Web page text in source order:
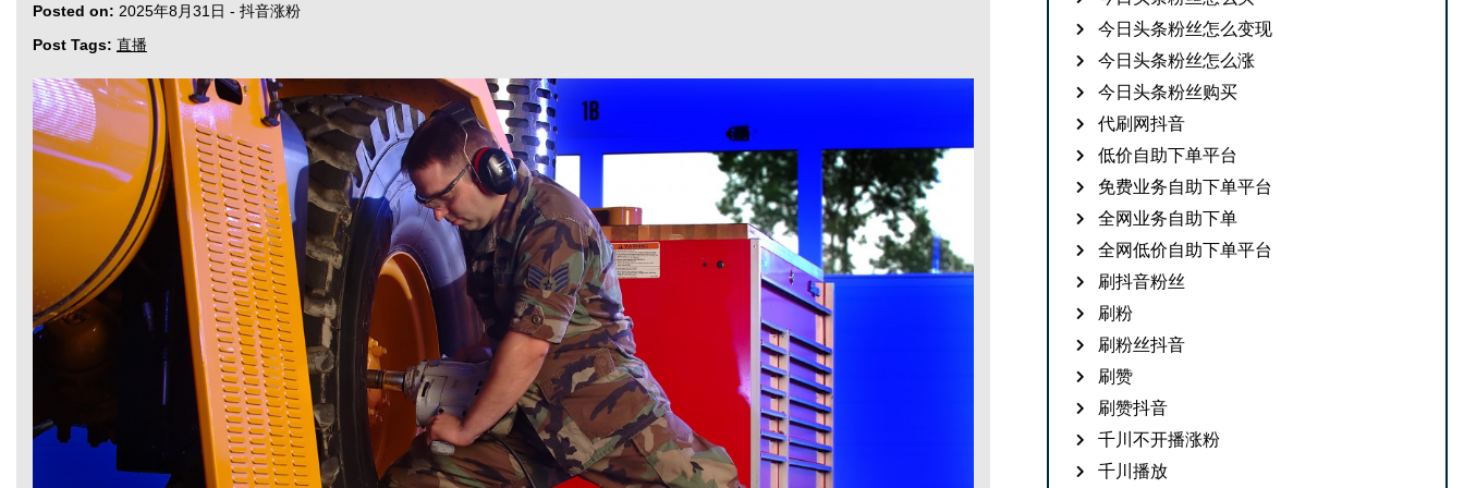
Posted on: 2025年8月31日 - 抖音涨粉
Post Tags: 直播
今日头条粉丝怎么变现
今日头条粉丝怎么涨
今日头条粉丝购买
代刷网抖音
低价自助下单平台
免费业务自助下单平台
全网业务自助下单
全网低价自助下单平台
刷抖音粉丝
刷粉
刷粉丝抖音
刷赞
刷赞抖音
千川不开播涨粉
千川播放